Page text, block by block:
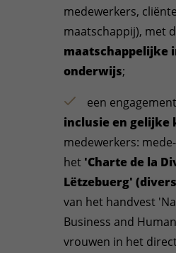
medewerkers,
maatschappij), met
maatschappelijke
onderwijs;
een
inclusie en gelijke
medewerkers:
het 'Charte de la
Lëtzebuerg'
van het handvest
Business and
vrouwen in het